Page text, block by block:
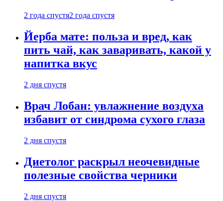
2 года спустя2 года спустя
Йерба мате: польза и вред, как
пить чай, как заваривать, какой у
напитка вкус
2 дня спустя
Врач Лобан: увлажнение воздуха
избавит от синдрома сухого глаза
2 дня спустя
Диетолог раскрыл неочевидные
полезные свойства черники
2 дня спустя